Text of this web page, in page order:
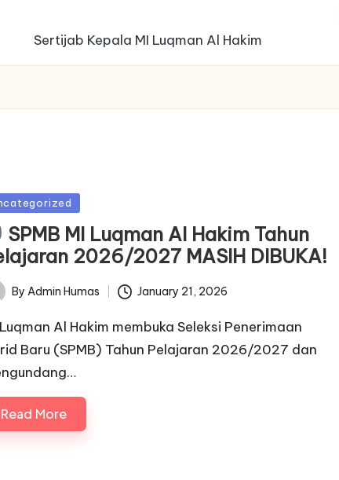
Sertijab Kepala MI Luqman Al Hakim
SPMB MI Luqman Al Hakim Tahun
2026/2027 MASIH DIBUKA!
By Admin Humas January 21, 2026
Al Hakim membuka Seleksi Penerimaan
Baru (SPMB) Tahun Pelajaran 2026/2027 dan
Read More